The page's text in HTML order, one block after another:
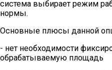
система выбирает режим
нормы.
Основные плюсы данной
- нет необходимости
обрабатываемую площадь